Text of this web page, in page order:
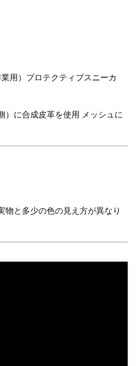
用）プロテクティブスニーカ
）に合成皮革を使用 メッシュに
物と多少の色の見え方が異なり